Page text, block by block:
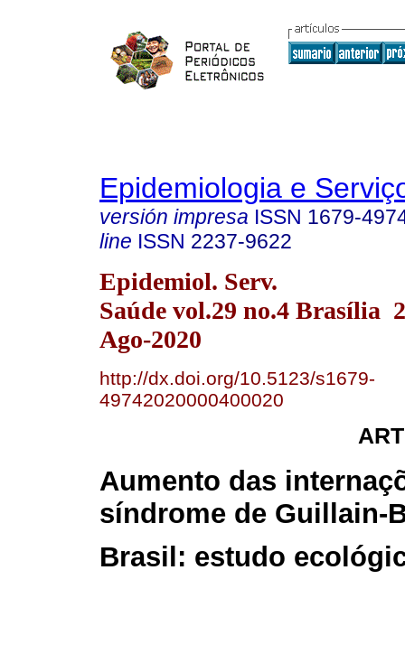
Epidemiologia e
versión impresa ISSN 1679-
line ISSN 2237-9622
Epidemiol. Serv.
Saúde vol.29 no.4 Brasília
Ago-2020
http://dx.doi.org/10.5123/s1679-
49742020000400020
Aumento das
síndrome de Guillain-
Brasil: estudo